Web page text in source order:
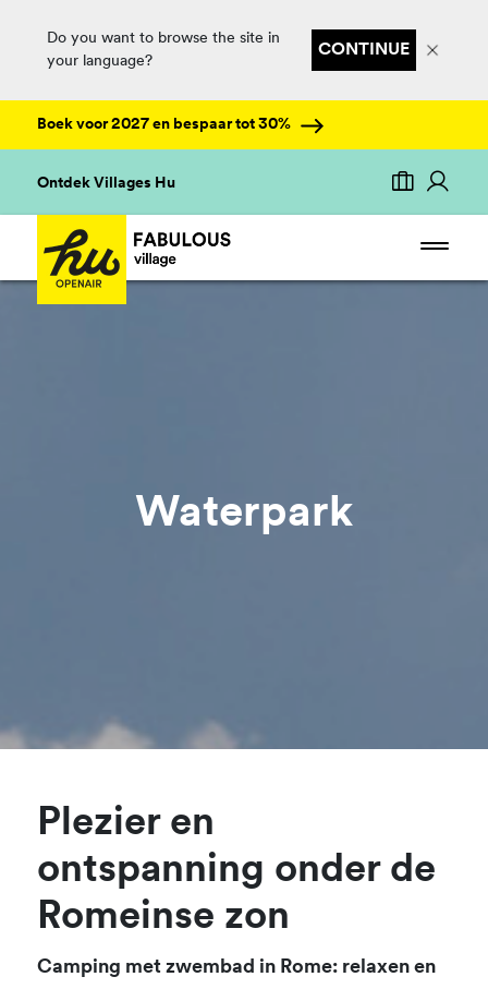
Do you want to browse the site in
your language?
CONTINUE
Boek voor 2027 en bespaar tot 30%
Ontdek Villages Hu
Waterpark
Plezier en
ontspanning onder de
Romeinse zon
Camping met zwembad in Rome: relaxen en